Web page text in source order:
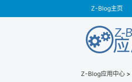
Z-Blog主页
Z-Blog应用中心 >